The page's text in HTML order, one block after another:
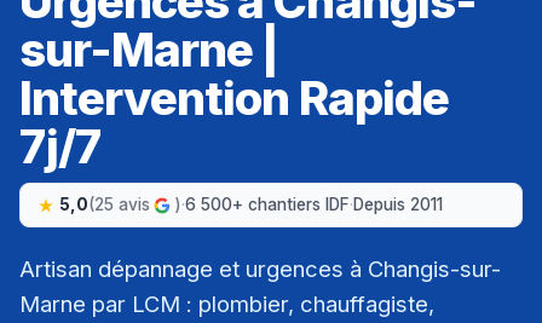
sur-Marne |
Intervention Rapide
7j/7
5,0(25 avis )·6 500+ chantiers IDF·Depuis 2011
Artisan dépannage et urgences à Changis-sur-
Marne par LCM : plombier, chauffagiste,